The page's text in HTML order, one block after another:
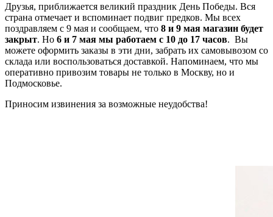
Друзья, приближается великий праздник День Победы. Вся
страна отмечает и вспоминает подвиг предков. Мы всех
поздравляем с 9 мая и сообщаем, что 8 и 9 мая магазин будет
закрыт. Но 6 и 7 мая мы работаем с 10 до 17 часов. Вы
можете оформить заказы в эти дни, забрать их самовывозом со
склада или воспользоваться доставкой. Напоминаем, что мы
оперативно привозим товары не только в Москву, но и
Подмосковье.
Приносим извинения за возможные неудобства!